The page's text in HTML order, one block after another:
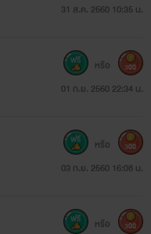
31 ส.ค. 2560 10:35 น.
01 ก.ย. 2560 22:34 น.
หรือ 300
03 ก.ย. 2560 16:08 น.
หรือ 300
หรือ 300